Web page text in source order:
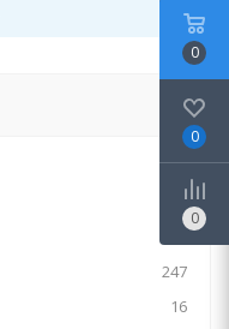
131
17
247
16
0
0
0